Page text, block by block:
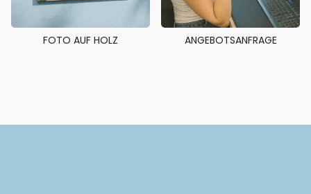
FOTO AUF HOLZ ANGEBOTSANFRAGE